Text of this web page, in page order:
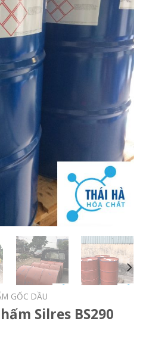
GỐC DẦU
Silres BS290